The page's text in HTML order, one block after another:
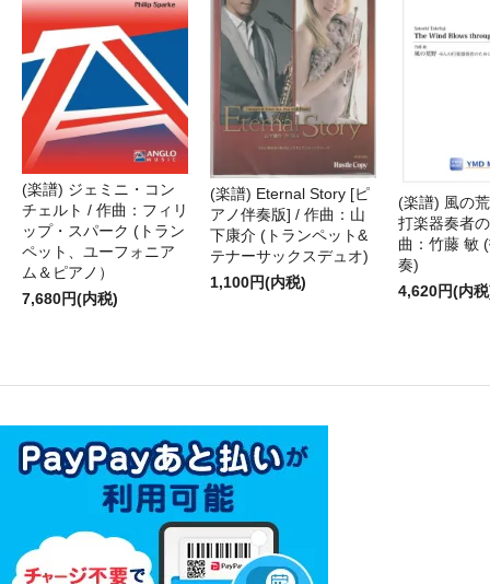
(楽譜) ジェミニ・コン
チェルト / 作曲：フィリ
ップ・スパーク (トラン
ペット、ユーフォニア
ム＆ピアノ）
7,680円(内税)
(楽譜) Eternal Story [ピ
アノ伴奏版] / 作曲：山
下康介 (トランペット&
テナーサックスデュオ)
1,100円(内税)
(楽譜) 風の
打楽器奏者
曲：竹藤 敏
奏)
4,620円(内